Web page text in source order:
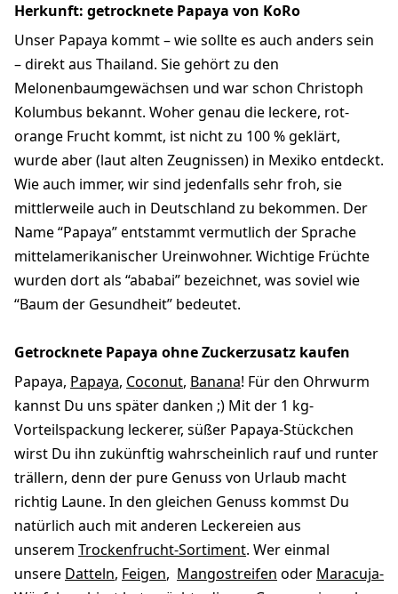
Herkunft: getrocknete Papaya von KoRo
Unser Papaya kommt – wie sollte es auch anders sein
– direkt aus Thailand. Sie gehört zu den
Melonenbaumgewächsen und war schon Christoph
Kolumbus bekannt. Woher genau die leckere, rot-
orange Frucht kommt, ist nicht zu 100 % geklärt,
wurde aber (laut alten Zeugnissen) in Mexiko entdeckt.
Wie auch immer, wir sind jedenfalls sehr froh, sie
mittlerweile auch in Deutschland zu bekommen. Der
Name “Papaya” entstammt vermutlich der Sprache
mittelamerikanischer Ureinwohner. Wichtige Früchte
wurden dort als “ababai” bezeichnet, was soviel wie
“Baum der Gesundheit” bedeutet.
Getrocknete Papaya ohne Zuckerzusatz kaufen
Papaya, Papaya, Coconut, Banana! Für den Ohrwurm
kannst Du uns später danken ;) Mit der 1 kg-
Vorteilspackung leckerer, süßer Papaya-Stückchen
wirst Du ihn zukünftig wahrscheinlich rauf und runter
trällern, denn der pure Genuss von Urlaub macht
richtig Laune. In den gleichen Genuss kommst Du
natürlich auch mit anderen Leckereien aus
unserem Trockenfrucht-Sortiment. Wer einmal
unsere Datteln, Feigen, Mangostreifen oder Maracuja-